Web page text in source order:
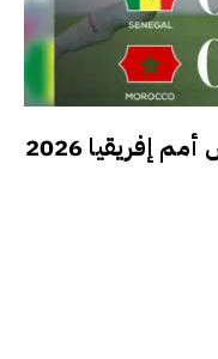
لبؤات الأطلس إلى ربع نهائي كأس أمم إفريقيا 2026